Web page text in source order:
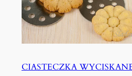
CIASTECZKA